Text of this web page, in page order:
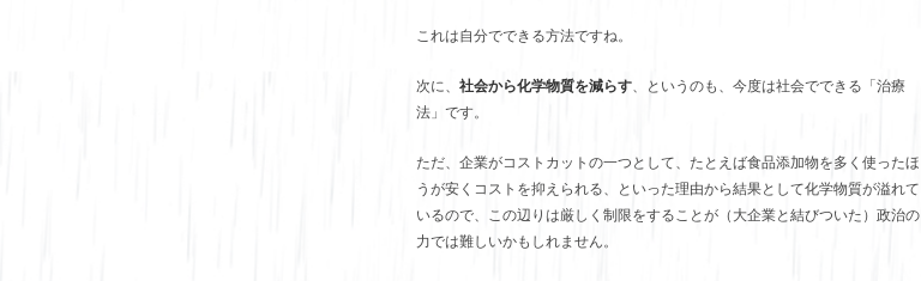
これは自分でできる方法ですね。
次に、 社会から化学物質を減らす 、というのも、今度は社会でできる「治療
法」です。
ただ、企業がコストカットの一つとして、たとえば食品添加物を多く使ったほ
うが安くコストを抑えられる、といった理由から結果として化学物質が溢れて
いるので、この辺りは厳しく制限をすることが（大企業と結びついた）政治の
力では難しいかもしれません。